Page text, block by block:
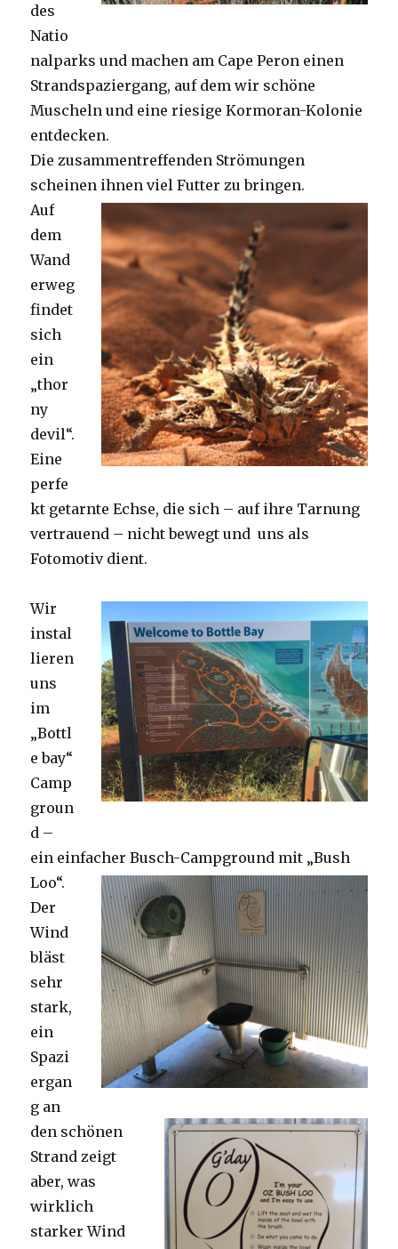
des
Natio
nalparks und machen am Cape Peron einen
Strandspaziergang, auf dem wir schöne
Muscheln und eine riesige Kormoran-Kolonie
entdecken.
Die zusammentreffenden Strömungen
scheinen ihnen viel Futter zu bringen.
Auf
dem
Wand
erweg
findet
sich
ein
„thor
ny
devil“.
Eine
perfe
kt getarnte Echse, die sich – auf ihre Tarnung
vertrauend – nicht bewegt und uns als
Fotomotiv dient.
Wir
instal
lieren
uns
im
„Bottl
e bay“
Camp
groun
d –
ein einfacher Busch-Campground mit „Bush
Loo“.
Der
Wind
bläst
sehr
stark,
ein
Spazi
ergan
g an
den schönen
Strand zeigt
aber, was
wirklich
starker Wind